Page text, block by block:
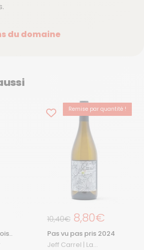
du domaine
Remise par quantité !
-15%
Prix de solde
10,40€ Prix régulier
8,80€
Pas vu pas pris 2024
Jeff Carrel | La